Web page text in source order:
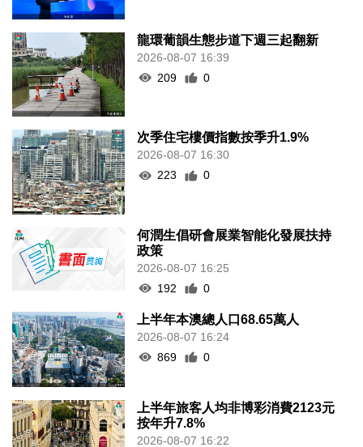
龍環葡韻生態步道下週三起翻新
2026-08-07 16:39
209
0
次季住宅樓價指數按季升1.9%
2026-08-07 16:30
223
0
何潤生倡研會展業智能化發展扶持
政策
2026-08-07 16:25
192
0
上半年本澳總人口68.65萬人
2026-08-07 16:24
869
0
上半年旅客人均非博彩消費2123元
按年升7.8%
2026-08-07 16:22